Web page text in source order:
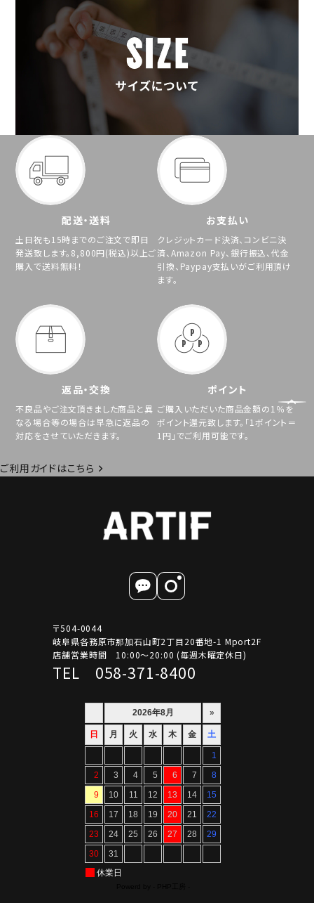
配送・送料
土日祝も15時までのご注文で即日
発送致します。8,800円(税込)以上ご
購入で送料無料！
お支払い
クレジットカード決済、コンビニ決
済、Amazon Pay、銀行振込、代金
引換、Paypay支払いがご利用頂け
ます。
返品・交換
不良品やご注文頂きました商品と異
なる場合等の場合は早急に返品の
対応をさせていただきます。
ポイント
ご購入いただいた商品金額の1％を
ポイント還元致します。「1ポイント＝
1円」でご利用可能です。
ご利用ガイドはこちら
〒504-0044
岐阜県各務原市那加石山町2丁目20番地-1 Mport2F
店舗営業時間 10:00～20:00 (毎週木曜定休日)
TEL 058-371-8400